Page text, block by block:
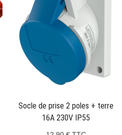
Socle de prise 2 poles + terre
16A 230V IP55